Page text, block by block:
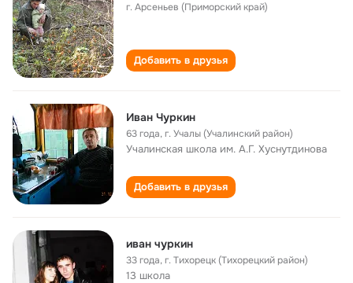
г. Арсеньев (Приморский край)
Добавить в друзья
Иван Чуркин
63 года,г. Учалы (Учалинский район)
Учалинская школа им. А.Г. Хуснутдинова
Добавить в друзья
иван чуркин
33 года,г. Тихорецк (Тихорецкий район)
13 школа